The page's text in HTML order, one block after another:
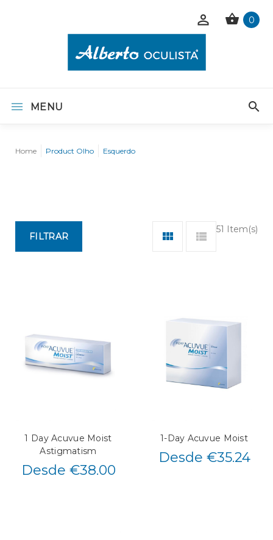
0
MENU
Home Product Olho Esquerdo
51 Item(s)
FILTRAR
1 Day Acuvue Moist
Astigmatism
Desde €38.00
1-Day Acuvue Moist
Desde €35.24